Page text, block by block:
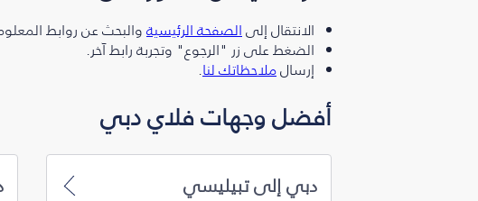
الانتقال إلى الصفحة الرئيسية والبحث عن روابط
الضغط على زر "الرجوع" وتجربة رابط آخر.
إرسالملاحظاتك لنا.
أفضل وجهات فلاي دبي
دبي إلى تبيليسي